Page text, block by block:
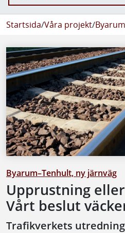
Startsida/Våra projekt/
Byarum–Tenhult, ny järnväg
Upprustning
Vårt beslut
Trafikverkets